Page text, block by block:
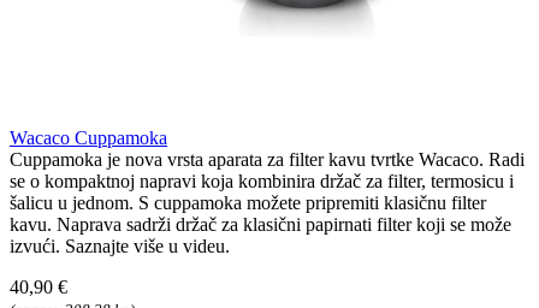
Wacaco Cuppamoka
Cuppamoka je nova vrsta aparata za filter kavu tvrtke Wacaco. Radi
se o kompaktnoj napravi koja kombinira držač za filter, termosicu i
šalicu u jednom. S cuppamoka možete pripremiti klasičnu filter
kavu. Naprava sadrži držač za klasični papirnati filter koji se može
izvući. Saznajte više u videu.
40,90 €